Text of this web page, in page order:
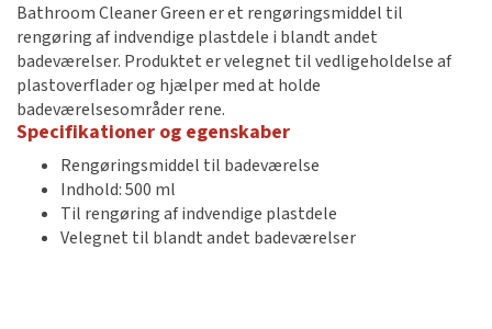
Bathroom Cleaner Green er et rengøringsmiddel til
rengøring af indvendige plastdele i blandt andet
badeværelser. Produktet er velegnet til vedligeholdelse af
plastoverflader og hjælper med at holde
badeværelsesområder rene.
Specifikationer og egenskaber
Rengøringsmiddel til badeværelse
Indhold: 500 ml
Til rengøring af indvendige plastdele
Velegnet til blandt andet badeværelser